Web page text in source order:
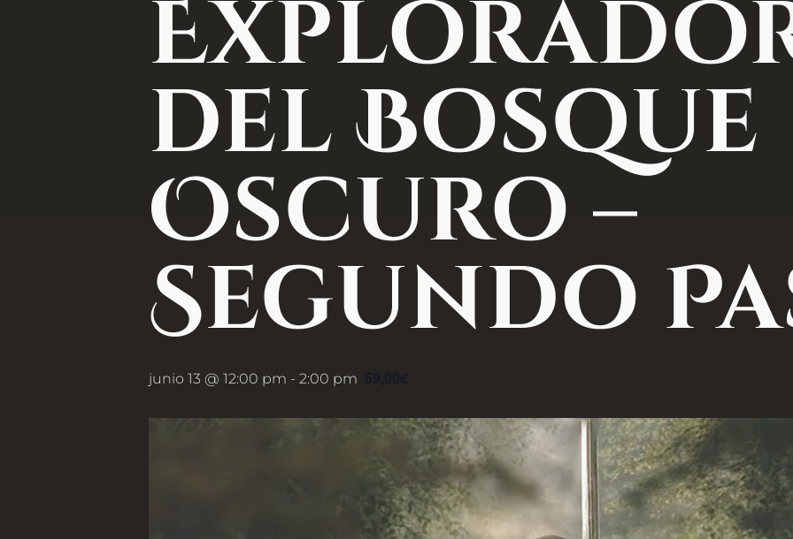
del Bosque
Oscuro –
Segundo
junio 13 @ 12:00 pm - 2:00 pm